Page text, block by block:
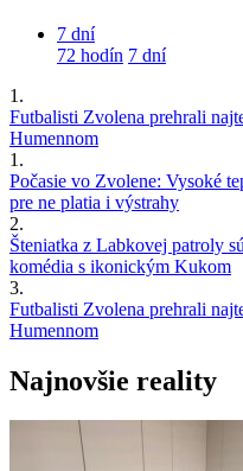
7 dní
72 hodín 7 dní
1.
Futbalisti Zvolena prehrali
Humennom
1.
Počasie vo Zvolene: Vysoké
pre ne platia i výstrahy
2.
Šteniatka z Labkovej patroly
komédia s ikonickým Kukom
3.
Futbalisti Zvolena prehrali
Humennom
Najnovšie reality